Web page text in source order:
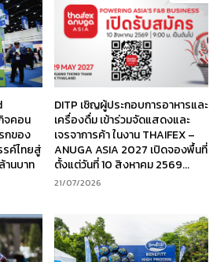
จคอน
กของ
ค์ไทยสู่
านบาท
DITP เชิญผู้ประกอบการอาหารและ
เครื่องดื่ม เข้าร่วมจัดแสดงและ
เจรจาการค้า ในงาน THAIFEX –
ANUGA ASIA 2027 เปิดจองพื้นที่
ตั้งแต่วันที่ 10 สิงหาคม 2569...
21/07/2026